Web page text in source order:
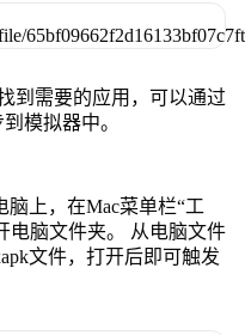
到需要的应用，可以通过
模拟器中。
脑上，在Mac菜单栏“工
电脑文件夹。 从电脑文件
文件，打开后即可触发